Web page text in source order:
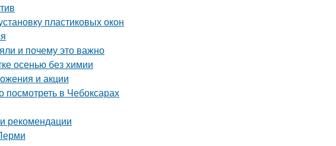
пластиковых окон
и почему это важно
осенью без химии
и акции
посмотреть в Чебоксарах
рекомендации